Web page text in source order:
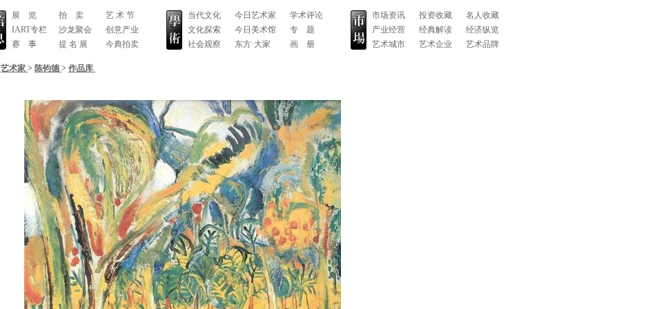
展 览
IART专栏
赛 事
拍 卖
沙龙聚会
提 名 展
艺 术 节
创意产业
今典拍卖
当代文化
文化探索
社会观察
今日艺术家
今日美术馆
东方·大家
学术评论
专 题
画 册
市场资讯
产业经营
艺术城市
投资收藏
经典解读
艺术企业
名人收藏
经济纵览
艺术品牌
艺术家 > 陈钧德> 作品库